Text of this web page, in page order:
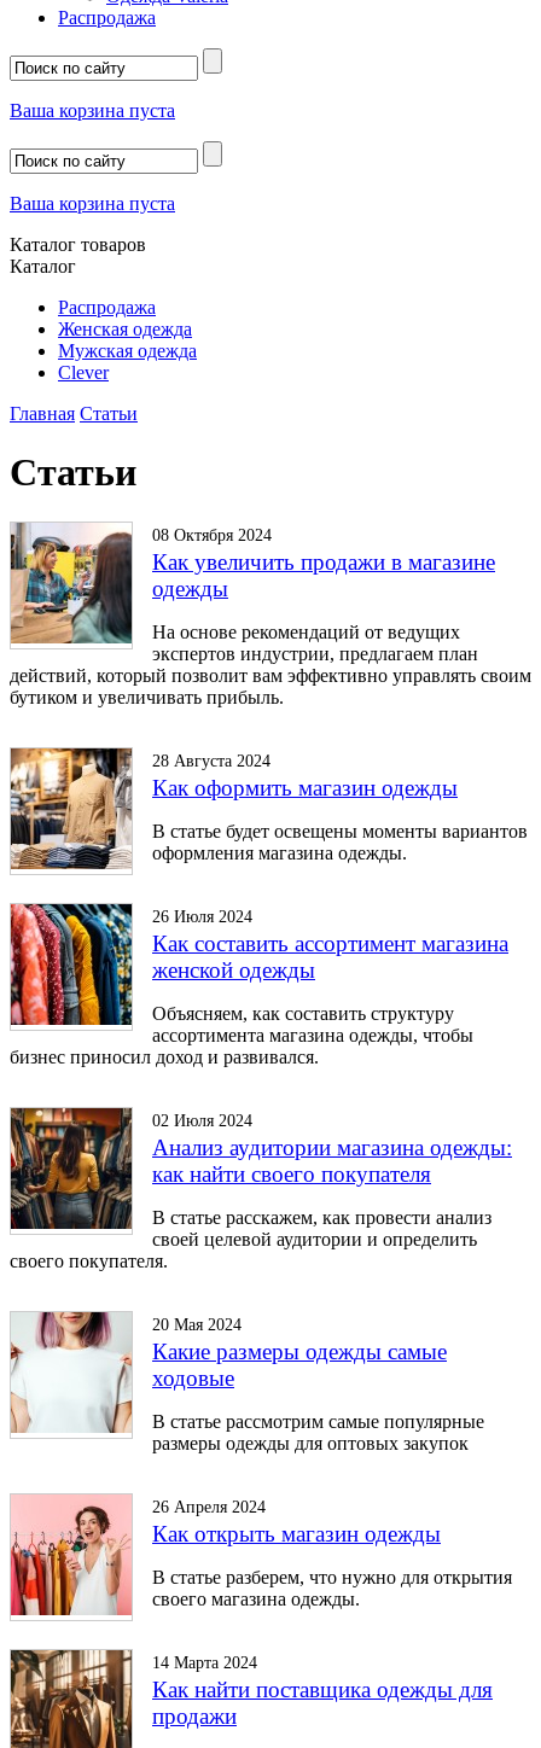
Распродажа
Ваша корзина пуста
Ваша корзина пуста
Каталог товаров
Каталог
Распродажа
Женская одежда
Мужская одежда
Clever
Главная Статьи
Статьи
08 Октября 2024
Как увеличить продажи в магазине
одежды
На основе рекомендаций от ведущих
экспертов индустрии, предлагаем план
действий, который позволит вам эффективно управлять своим
бутиком и увеличивать прибыль.
28 Августа 2024
Как оформить магазин одежды
В статье будет освещены моменты вариантов
оформления магазина одежды.
26 Июля 2024
Как составить ассортимент магазина
женской одежды
Объясняем, как составить структуру
ассортимента магазина одежды, чтобы
бизнес приносил доход и развивался.
02 Июля 2024
Анализ аудитории магазина одежды:
как найти своего покупателя
В статье расскажем, как провести анализ
своей целевой аудитории и определить
своего покупателя.
20 Мая 2024
Какие размеры одежды самые
ходовые
В статье рассмотрим самые популярные
размеры одежды для оптовых закупок
26 Апреля 2024
Как открыть магазин одежды
В статье разберем, что нужно для открытия
своего магазина одежды.
14 Марта 2024
Как найти поставщика одежды для
продажи